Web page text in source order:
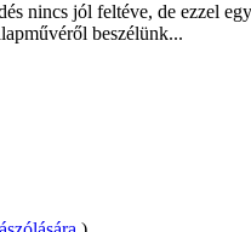
nincs jól feltéve, de ezzel
beszélünk...